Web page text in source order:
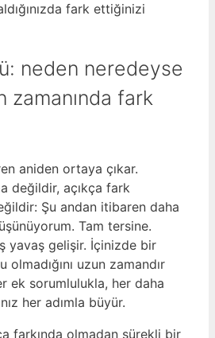
fark ettiğinizi
neden neredeyse
zamanında fark
aniden ortaya çıkar.
değildir, açıkça fark
Şu andan itibaren daha
Tam tersine.
yavaş gelişir. İçinizde bir
uzun zamandır
ek sorumlulukla, her daha
her adımla büyür.
farkında olmadan sürekli bir